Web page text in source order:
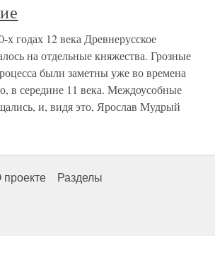
годах 12 века Древнерусское
на отдельные княжества. Грозные
были заметны уже во времена
в середине 11 века. Междоусобные
и, видя это, Ярослав Мудрый
проекте Разделы